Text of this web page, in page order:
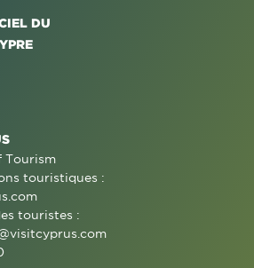
DU
Tourism
touristiques :
touristes :